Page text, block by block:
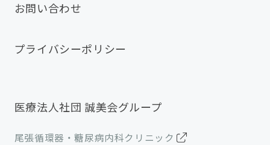
お問い合わせ
プライバシーポリシー
医療法人社団 誠美会グループ
尾張循環器・糖尿病内科クリニック